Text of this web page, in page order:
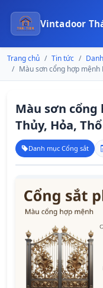
Vintadoor
Trang chủ Tin tức
Màu sơn cổng hợp mệnh
Màu sơn cổng
Thủy, Hỏa, Thổ
Danh mục Cổng sắt